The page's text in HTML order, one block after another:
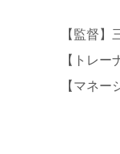
【監督】
【トレ
【マネ